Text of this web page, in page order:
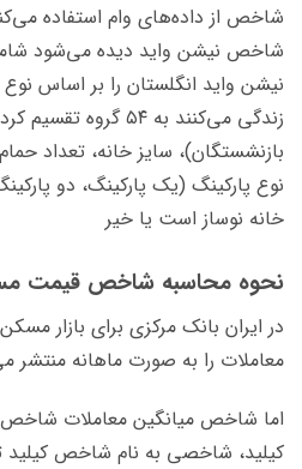
شاخص از داده‌های وام استفاده
شاخص نیشن واید دیده می­‌شود
نیشن واید انگلستان را بر اساس
زندگی می­‌کنند به ۵۴
بازنشستگان)، سایز خانه، تعداد
نوع پارکینگ (یک پارکینگ، دو
خانه نوساز است یا خیر
نحوه محاسبه شاخص قیمت
در ایران بانک مرکزی برای بازار
معاملات را به صورت ماهانه منتشر
اما شاخص میانگین معاملات
کیلید، شاخصی به نام شاخص کیلید